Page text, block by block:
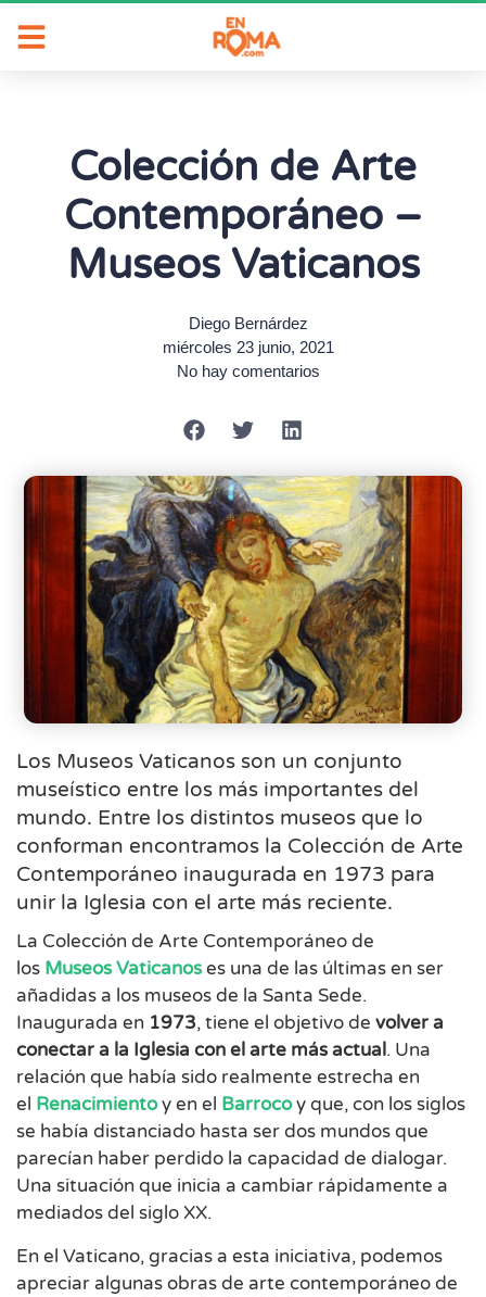
Colección de Arte
Contemporáneo –
Museos Vaticanos
Diego Bernárdez
miércoles 23 junio, 2021
No hay comentarios
Los Museos Vaticanos son un conjunto
museístico entre los más importantes del
mundo. Entre los distintos museos que lo
conforman encontramos la Colección de Arte
Contemporáneo inaugurada en 1973 para
unir la Iglesia con el arte más reciente.
La Colección de Arte Contemporáneo de
los Museos Vaticanoses una de las últimas en ser
añadidas a los museos de la Santa Sede.
Inaugurada en 1973, tiene el objetivo de volver a
conectar a la Iglesia con el arte más actual. Una
relación que había sido realmente estrecha en
el Renacimientoy en el Barrocoy que, con los siglos
se había distanciado hasta ser dos mundos que
parecían haber perdido la capacidad de dialogar.
Una situación que inicia a cambiar rápidamente a
mediados del siglo XX.
En el Vaticano, gracias a esta iniciativa, podemos
apreciar algunas obras de arte contemporáneo de